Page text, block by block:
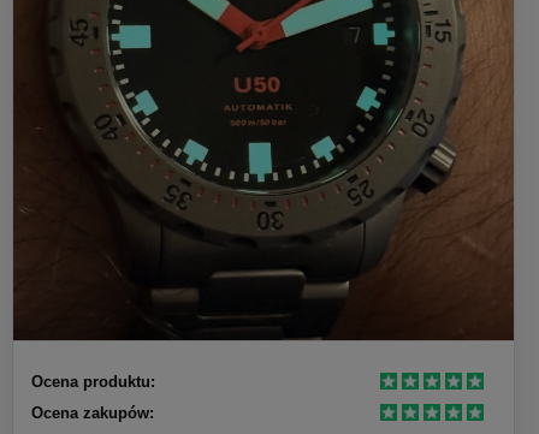
Ocena produktu:
Ocena zakupów: